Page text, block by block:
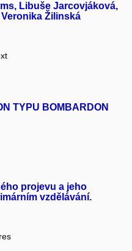
Libuše Jarcovjáková,
Žilinská
TYPU BOMBARDON
projevu a jeho
vzdělávání.